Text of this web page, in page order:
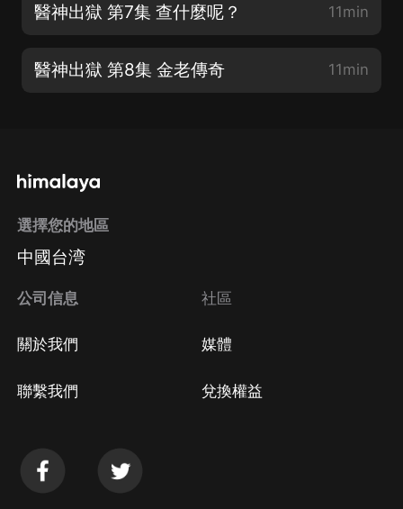
醫神出獄 第7集 查什麼呢？ 11min
醫神出獄 第8集 金老傳奇 11min
選擇您的地區
中國台湾
公司信息
關於我們
聯繫我們
社區
媒體
兌換權益